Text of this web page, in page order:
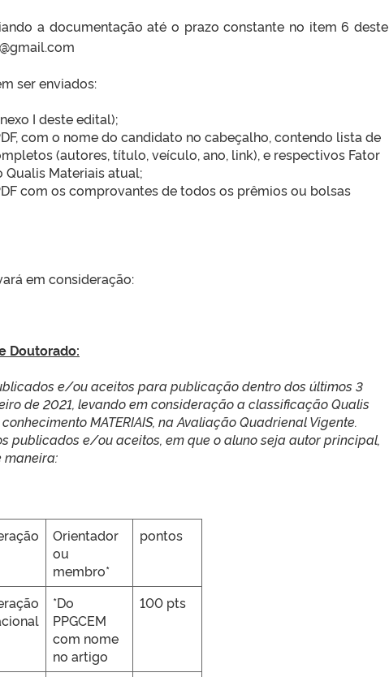
a documentação até o prazo constante no item 6 deste
ser enviados:
I deste edital);
com o nome do candidato no cabeçalho, contendo lista de
(autores, título, veículo, ano, link), e respectivos Fator
Materiais atual;
com os comprovantes de todos os prêmios ou bolsas
em consideração:
Doutorado:
e/ou aceitos para publicação dentro dos últimos 3
de 2021, levando em consideração a classificação Qualis
MATERIAIS, na Avaliação Quadrienal Vigente.
publicados e/ou aceitos, em que o aluno seja autor principal,
maneira:
Orientador
ou
membro*
pontos
*Do
PPGCEM
com nome
no artigo
100 pts